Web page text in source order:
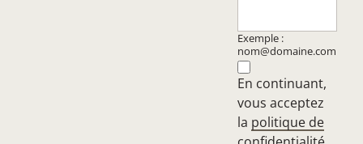
Exemple :
nom@domaine.com
En continuant,
vous acceptez
la politique de